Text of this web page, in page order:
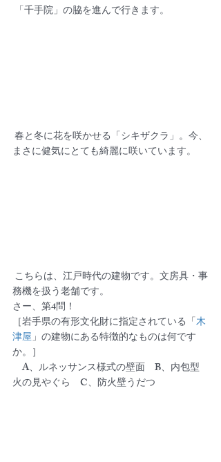
「千手院」の脇を進んで行きます。
まさに健気にとても綺麗に咲いています。
務機を扱う老舗です。
さー、第4問！
［岩手県の有形文化財に指定されている「木
津屋」の建物にある特徴的なものは何です
か。］
A、ルネッサンス様式の壁面　B、内包型
火の見やぐら　C、防火壁うだつ